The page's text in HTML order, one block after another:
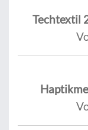
Techtextil